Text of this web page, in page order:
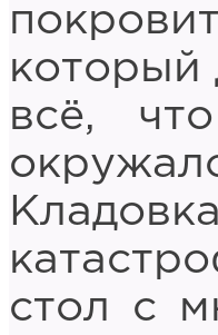
который
всё,
стол с